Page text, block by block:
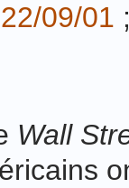
09/01
Wall